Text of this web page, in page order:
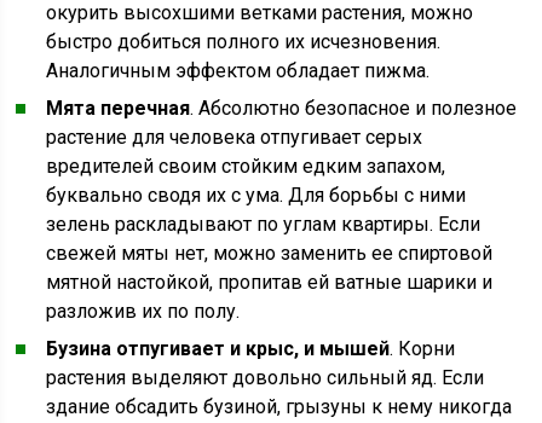
окурить высохшими ветками растения, можно
быстро добиться полного их исчезновения.
Аналогичным эффектом обладает пижма.
Мята перечная. Абсолютно безопасное и полезное
растение для человека отпугивает серых
вредителей своим стойким едким запахом,
буквально сводя их с ума. Для борьбы с ними
зелень раскладывают по углам квартиры. Если
свежей мяты нет, можно заменить ее спиртовой
мятной настойкой, пропитав ей ватные шарики и
разложив их по полу.
Бузина отпугивает и крыс, и мышей. Корни
растения выделяют довольно сильный яд. Если
здание обсадить бузиной, грызуны к нему никогда